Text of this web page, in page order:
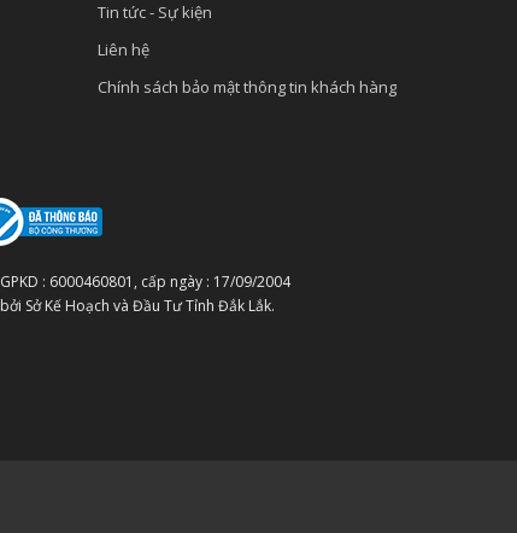
Tin tức - Sự kiện
Liên hệ
Chính sách bảo mật thông tin khách hàng
GPKD : 6000460801 , cấp ngày : 17/09/2004
bởi Sở Kế Hoạch và Đầu Tư Tỉnh Đắk Lắk.